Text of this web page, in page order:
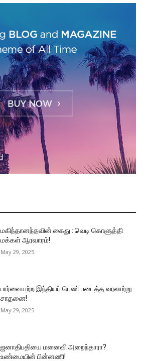
மகிந்தானந்தவின் கைது : வெடி கொளுத்தி
மக்கள் ஆரவாரம்!
May 29, 2025
பார்வையற்ற இந்தியப் பெண் படைத்த வரலாற்று
சாதனை!
May 29, 2025
ஜனாதிபதியை மனைவி அறைந்தாரா?
உண்மையின் பின்னணி!